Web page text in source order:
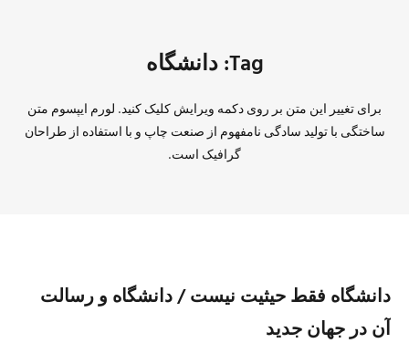
Tag: دانشگاه
برای تغییر این متن بر روی دکمه ویرایش کلیک کنید. لورم ایپسوم متن
ساختگی با تولید سادگی نامفهوم از صنعت چاپ و با استفاده از طراحان
گرافیک است.
دانشگاه فقط حیثیت نیست / دانشگاه و رسالت
آن در جهان جدید